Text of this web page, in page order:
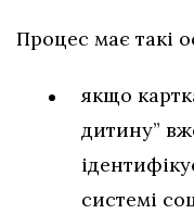
Процес має такі
якщо
дитину”
системі